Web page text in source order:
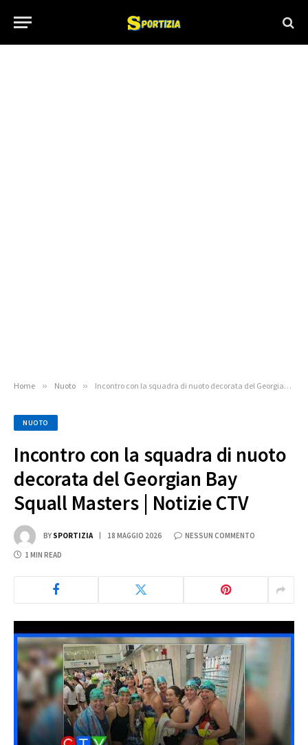
Home » Nuoto » Incontro con la squadra di nuoto decorata del Georgian Bay Squall Masters | Notizie CTV
NUOTO
Incontro con la squadra di nuoto
decorata del Georgian Bay
Squall Masters | Notizie CTV
BY SPORTIZIA 18 MAGGIO 2026 NESSUN COMMENTO
1 MIN READ